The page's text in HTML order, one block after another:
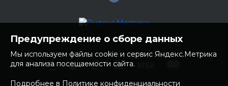
Предупреждение о сборе данных
Мы используем файлы cookie и сервис Яндекс.Метрика
для анализа посещаемости сайта.
Подробнее в Политике конфиденциальности